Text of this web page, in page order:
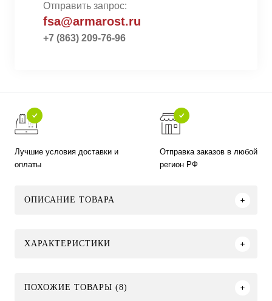
Отправить запрос:
fsa@armarost.ru
+7 (863) 209-76-96
Лучшие условия доставки и
оплаты
Отправка заказов в любой
регион РФ
ОПИСАНИЕ ТОВАРА
ХАРАКТЕРИСТИКИ
ПОХОЖИЕ ТОВАРЫ (8)